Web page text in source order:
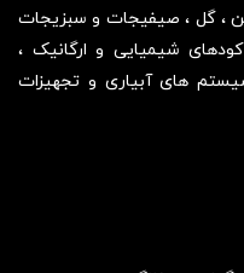
، گل ، صیفیجات و سبزیجات
شیمیایی و ارگانیک ،
سیستم های آبیاری و تجهیزات